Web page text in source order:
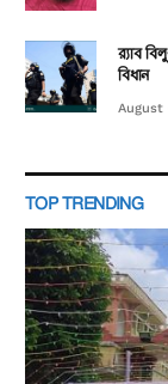
র‌্যাব
বিধান
August
TOP TRENDING